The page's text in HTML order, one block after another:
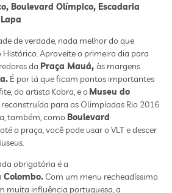
Boulevard Olímpico, Escadaria
de verdade, nada melhor do que
Aproveite o primeiro dia para
da Praça Mauá, às margens
É por lá que ficam pontos importantes
do artista Kobra, e oMuseu do
reconstruída para as Olimpíadas Rio 2016
também, como Boulevard
a praça, você pode usar o VLT e descer
obrigatória é a
Com um menu recheadíssimo
muita influência portuguesa, a